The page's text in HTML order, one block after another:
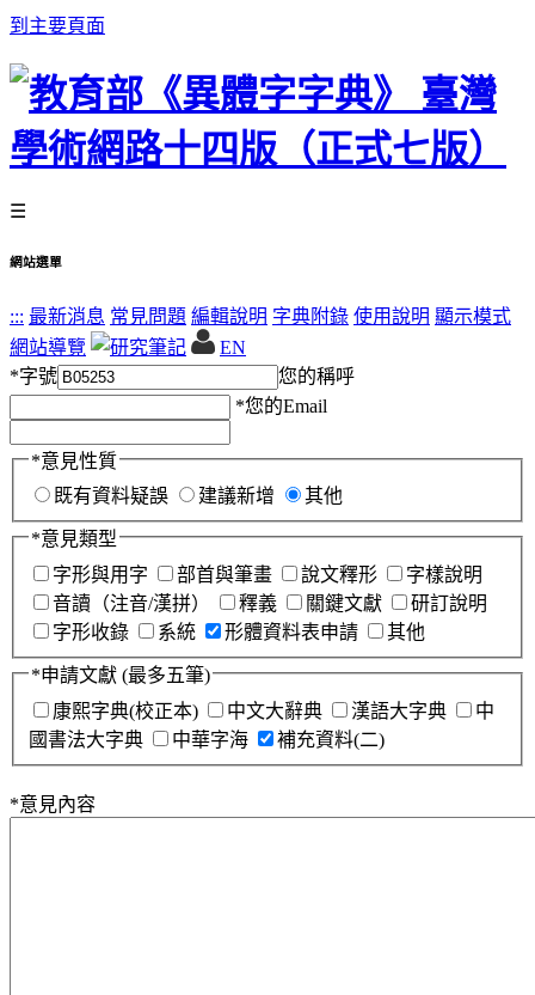
到主要頁面
☰
網站選單
::: 最新消息 常見問題 編輯說明 字典附錄 使用說明 顯示模式
網站導覽
EN
*字號
您的稱呼
*您的Email
*意見性質
既有資料疑誤
建議新增 其他
*意見類型
字形與用字
部首與筆畫 說文釋形
字樣說明
音讀（注音/漢拼）
釋義 關鍵文獻
研訂說明
字形收錄
系統 形體資料表申請 其他
*申請文獻 (最多五筆)
康熙字典(校正本)
中文大辭典 漢語大字典
中
國書法大字典
中華字海 補充資料(二)
*意見內容